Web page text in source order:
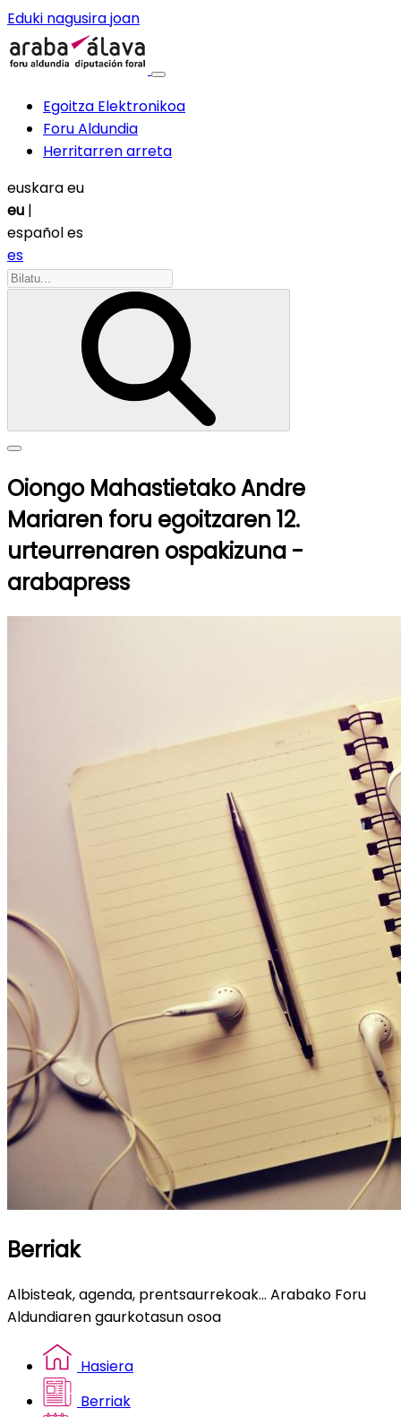
Eduki nagusira joan
Egoitza Elektronikoa
Foru Aldundia
Herritarren arreta
euskaraeu
eu |
españoles
es
Oiongo Mahastietako Andre
Mariaren foru egoitzaren 12.
urteurrenaren ospakizuna -
arabapress
Berriak
Albisteak, agenda, prentsaurrekoak... Arabako Foru
Aldundiaren gaurkotasun osoa
Hasiera
Berriak